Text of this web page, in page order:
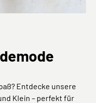
Entdecke unsere
Klein – perfekt für